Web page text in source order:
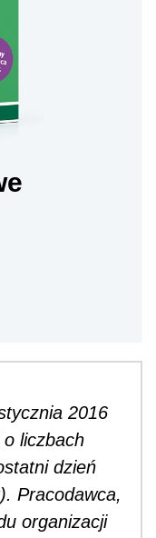
2016
o liczbach
dzień
Pracodawca,
organizacji